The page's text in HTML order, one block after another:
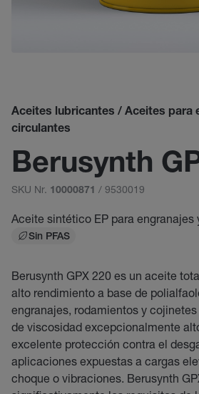
Aceites lubricantes / Aceites para
circulantes
Berusynth
SKU Nr. 10000871 / 9530019
Aceite sintético EP para engranajes
Sin PFAS
Berusynth GPX 220 es un aceite
alto rendimiento a base de
engranajes, rodamientos y
de viscosidad excepcionalmente
excelente protección contra el
aplicaciones expuestas a cargas
choque o vibraciones. Berusynth